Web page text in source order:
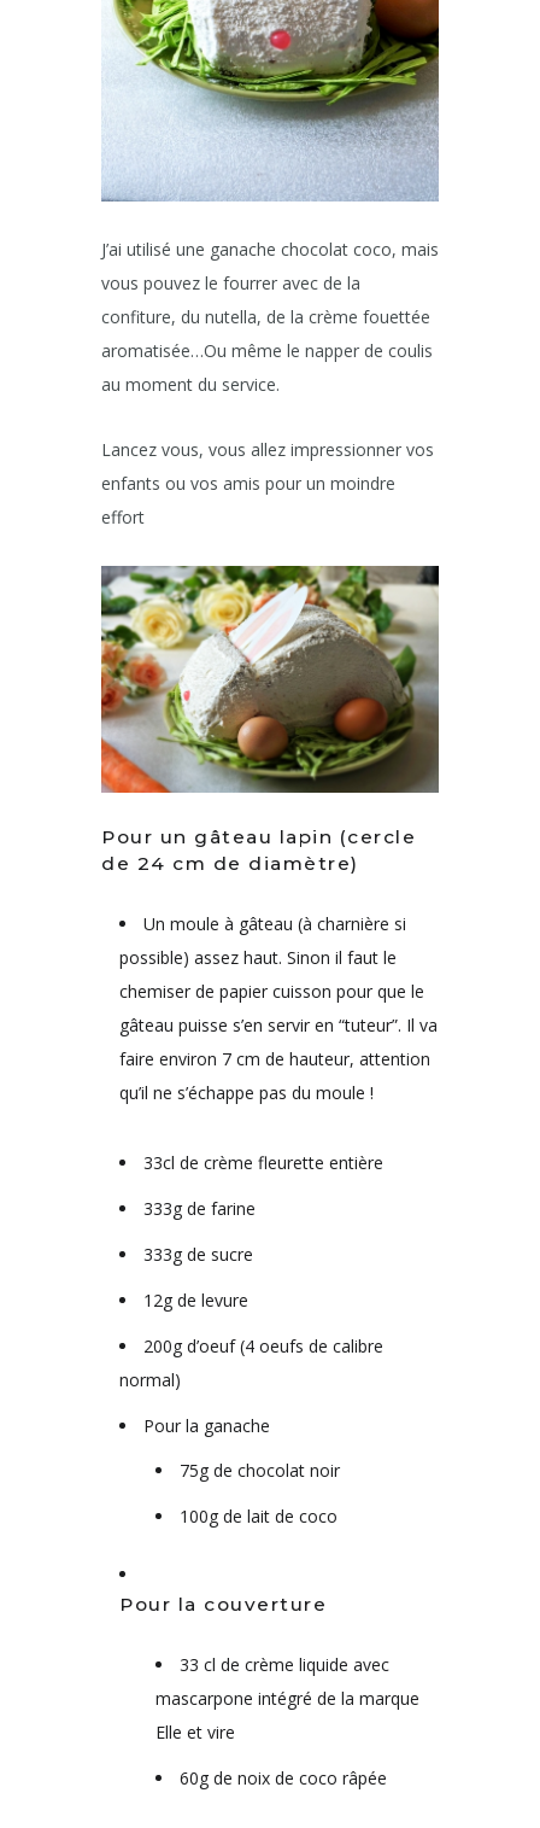
J’ai utilisé une ganache chocolat coco, mais
vous pouvez le fourrer avec de la
confiture, du nutella, de la crème fouettée
aromatisée…Ou même le napper de coulis
au moment du service.
Lancez vous, vous allez impressionner vos
enfants ou vos amis pour un moindre
effort
Pour un gâteau lapin (cercle
de 24 cm de diamètre)
Un moule à gâteau (à charnière si
possible) assez haut. Sinon il faut le
chemiser de papier cuisson pour que le
gâteau puisse s’en servir en “tuteur”. Il va
faire environ 7 cm de hauteur, attention
qu’il ne s’échappe pas du moule !
33cl de crème fleurette entière
333g de farine
333g de sucre
12g de levure
200g d’oeuf (4 oeufs de calibre
normal)
Pour la ganache
75g de chocolat noir
100g de lait de coco
Pour la couverture
33 cl de crème liquide avec
mascarpone intégré de la marque
Elle et vire
60g de noix de coco râpée